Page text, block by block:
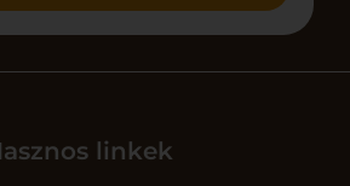
linkek